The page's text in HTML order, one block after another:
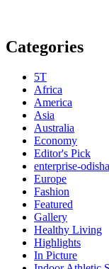
Categories
5T
Africa
America
Asia
Australia
Economy
Editor's Pick
enterprise-
Europe
Fashion
Featured
Gallery
Healthy Living
Highlights
In Picture